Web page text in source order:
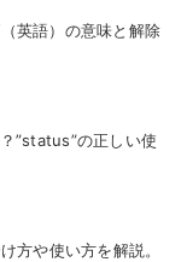
英語）の意味と解除
”status”の正しい使
方や使い方を解説。